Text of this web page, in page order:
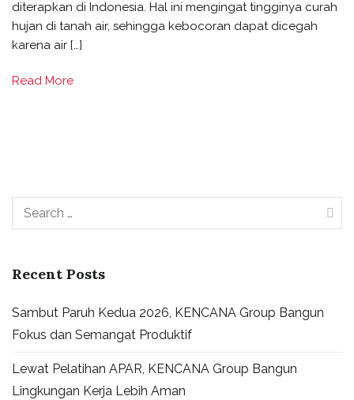
diterapkan di Indonesia. Hal ini mengingat tingginya curah
hujan di tanah air, sehingga kebocoran dapat dicegah
karena air […]
Read More
Recent Posts
Sambut Paruh Kedua 2026, KENCANA Group Bangun
Fokus dan Semangat Produktif
Lewat Pelatihan APAR, KENCANA Group Bangun
Lingkungan Kerja Lebih Aman